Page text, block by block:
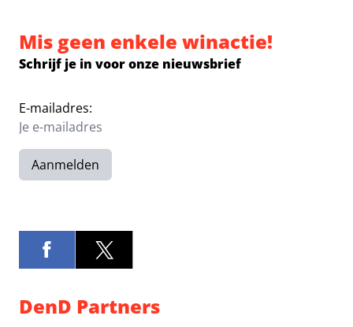
Mis geen enkele winactie!
Schrijf je in voor onze nieuwsbrief
E-mailadres:
Aanmelden
DenD Partners